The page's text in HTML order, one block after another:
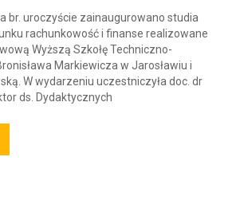
br. uroczyście zainaugurowano studia
rachunkowość i finanse realizowane
Wyższą Szkołę Techniczno-
Markiewicza w Jarosławiu i
W wydarzeniu uczestniczyła doc. dr
ds. Dydaktycznych